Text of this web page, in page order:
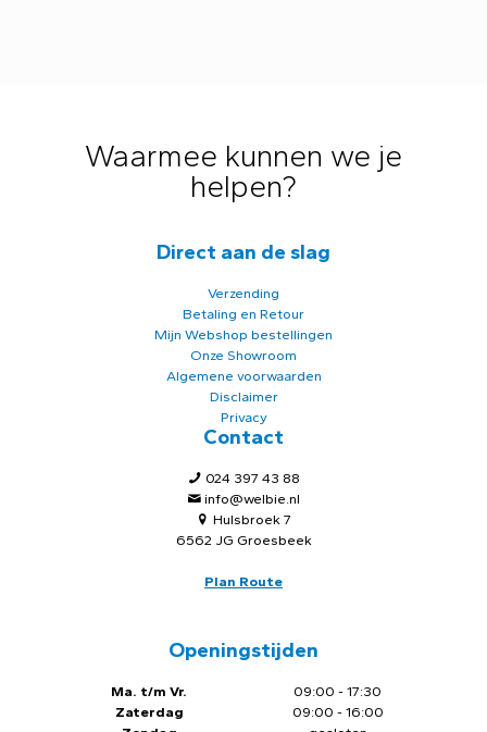
Waarmee kunnen we je
helpen?
Direct aan de slag
Verzending
Betaling en Retour
Mijn Webshop bestellingen
Onze Showroom
Algemene voorwaarden
Disclaimer
Privacy
Contact
024 397 43 88
info@welbie.nl
Hulsbroek 7
6562 JG Groesbeek
Plan Route
Openingstijden
Ma. t/m Vr.
Zaterdag
09:00 - 17:30
09:00 - 16:00